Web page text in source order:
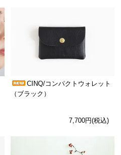
CINQ/コンパクトウォレット
（ブラック）
7,700円(税込)